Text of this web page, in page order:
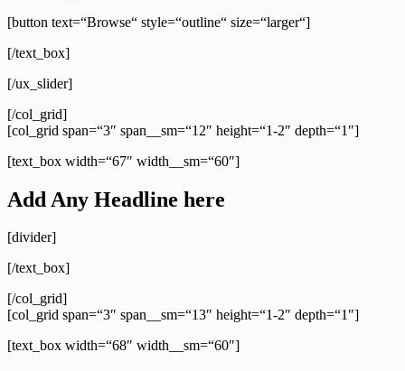
[button text=“Browse“ style=“outline“ size=“larger“]
[/text_box]
[/ux_slider]
[/col_grid]
[col_grid span=“3″ span__sm=“12″ height=“1-2″ depth=“1″]
[text_box width=“67″ width__sm=“60″]
Add Any Headline here
[divider]
[/text_box]
[/col_grid]
[col_grid span=“3″ span__sm=“13″ height=“1-2″ depth=“1″]
[text_box width=“68″ width__sm=“60″]